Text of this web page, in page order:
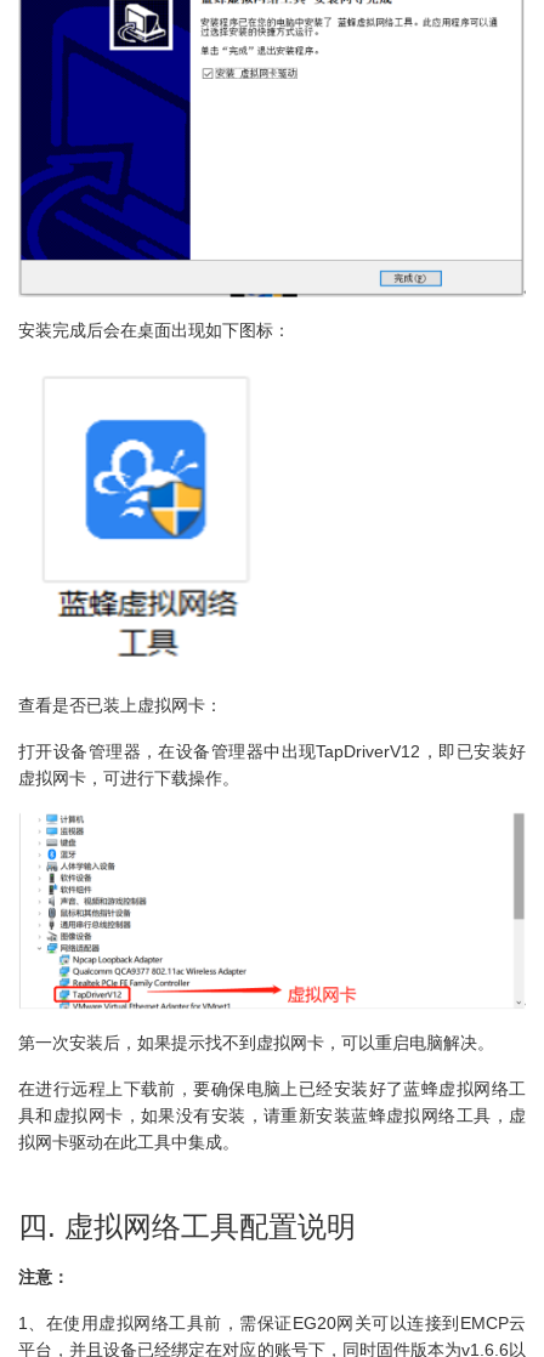
安装完成后会在桌面出现如下图标：
查看是否已装上虚拟网卡：
打开设备管理器，在设备管理器中出现TapDriverV12，即已安装好
虚拟网卡，可进行下载操作。
第一次安装后，如果提示找不到虚拟网卡，可以重启电脑解决。
在进行远程上下载前，要确保电脑上已经安装好了蓝蜂虚拟网络工
具和虚拟网卡，如果没有安装，请重新安装蓝蜂虚拟网络工具，虚
拟网卡驱动在此工具中集成。
四. 虚拟网络工具配置说明
注意：
1、在使用虚拟网络工具前，需保证EG20网关可以连接到EMCP云
平台，并且设备已经绑定在对应的账号下，同时固件版本为v1.6.6以